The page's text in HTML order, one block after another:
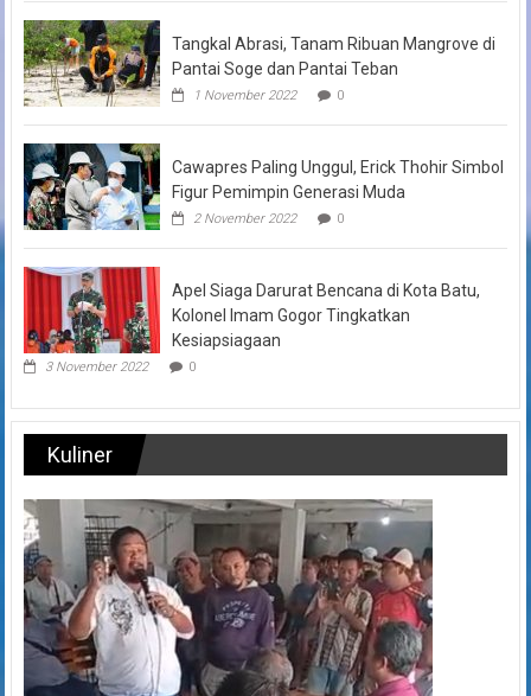
Tangkal Abrasi, Tanam Ribuan Mangrove di
Pantai Soge dan Pantai Teban
1 November 2022 0
Cawapres Paling Unggul, Erick Thohir Simbol
Figur Pemimpin Generasi Muda
2 November 2022 0
Apel Siaga Darurat Bencana di Kota Batu,
Kolonel Imam Gogor Tingkatkan
Kesiapsiagaan
3 November 2022 0
Kuliner